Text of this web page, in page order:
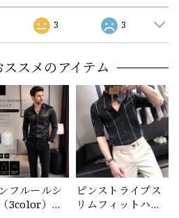
3 3
スメのアイテム
フルールシ
3color）
ピンストライプス
リムフィットハー